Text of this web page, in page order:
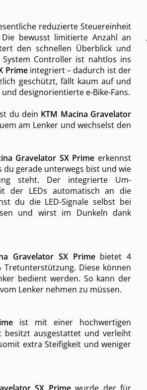
reduzierte Steuereinheit
bewusst limitierte Anzahl an
den schnellen Überblick und
Controller ist nahtlos ins
Primeintegriert – dadurch ist der
geschützt, fällt kaum auf und
designorientierte e-Bike-Fans.
du dein KTM Macina Gravelator
am Lenker und wechselst den
Gravelator SX Prime erkennst
gerade unterwegs bist und wie
steht. Der integrierte Um­
der LEDs auto­matisch an die
du die LED-Signale selbst bei
und wirst im Dunkeln dank
Gravelator SX Primebietet 4
Diese können
bedient werden. So kann der
Lenker nehmen zu müssen.
ist mit einer hochwertigen
besitzt ausgestattet und verleiht
extra Steifigkeit und weniger